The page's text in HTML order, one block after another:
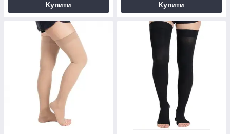
Купити Купити